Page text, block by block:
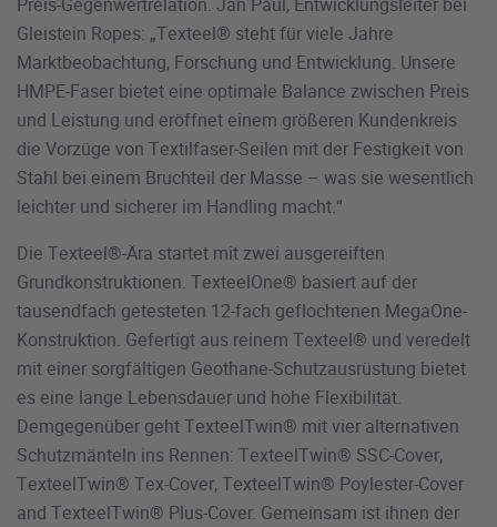
Gleistein Ropes: „Texteel® steht für viele Jahre
Marktbeobachtung, Forschung und Entwicklung. Unsere
HMPE-Faser bietet eine optimale Balance zwischen Preis
und Leistung und eröffnet einem größeren Kundenkreis
die Vorzüge von Textilfaser-Seilen mit der Festigkeit von
Stahl bei einem Bruchteil der Masse – was sie wesentlich
leichter und sicherer im Handling macht.“
Die Texteel®-Ära startet mit zwei ausgereiften
Grundkonstruktionen. TexteelOne® basiert auf der
tausendfach getesteten 12-fach geflochtenen MegaOne-
Konstruktion. Gefertigt aus reinem Texteel® und veredelt
mit einer sorgfältigen Geothane-Schutzausrüstung bietet
es eine lange Lebensdauer und hohe Flexibilität.
Demgegenüber geht TexteelTwin® mit vier alternativen
Schutzmänteln ins Rennen: TexteelTwin® SSC-Cover,
TexteelTwin® Tex-Cover, TexteelTwin® Poylester-Cover
and TexteelTwin® Plus-Cover. Gemeinsam ist ihnen der